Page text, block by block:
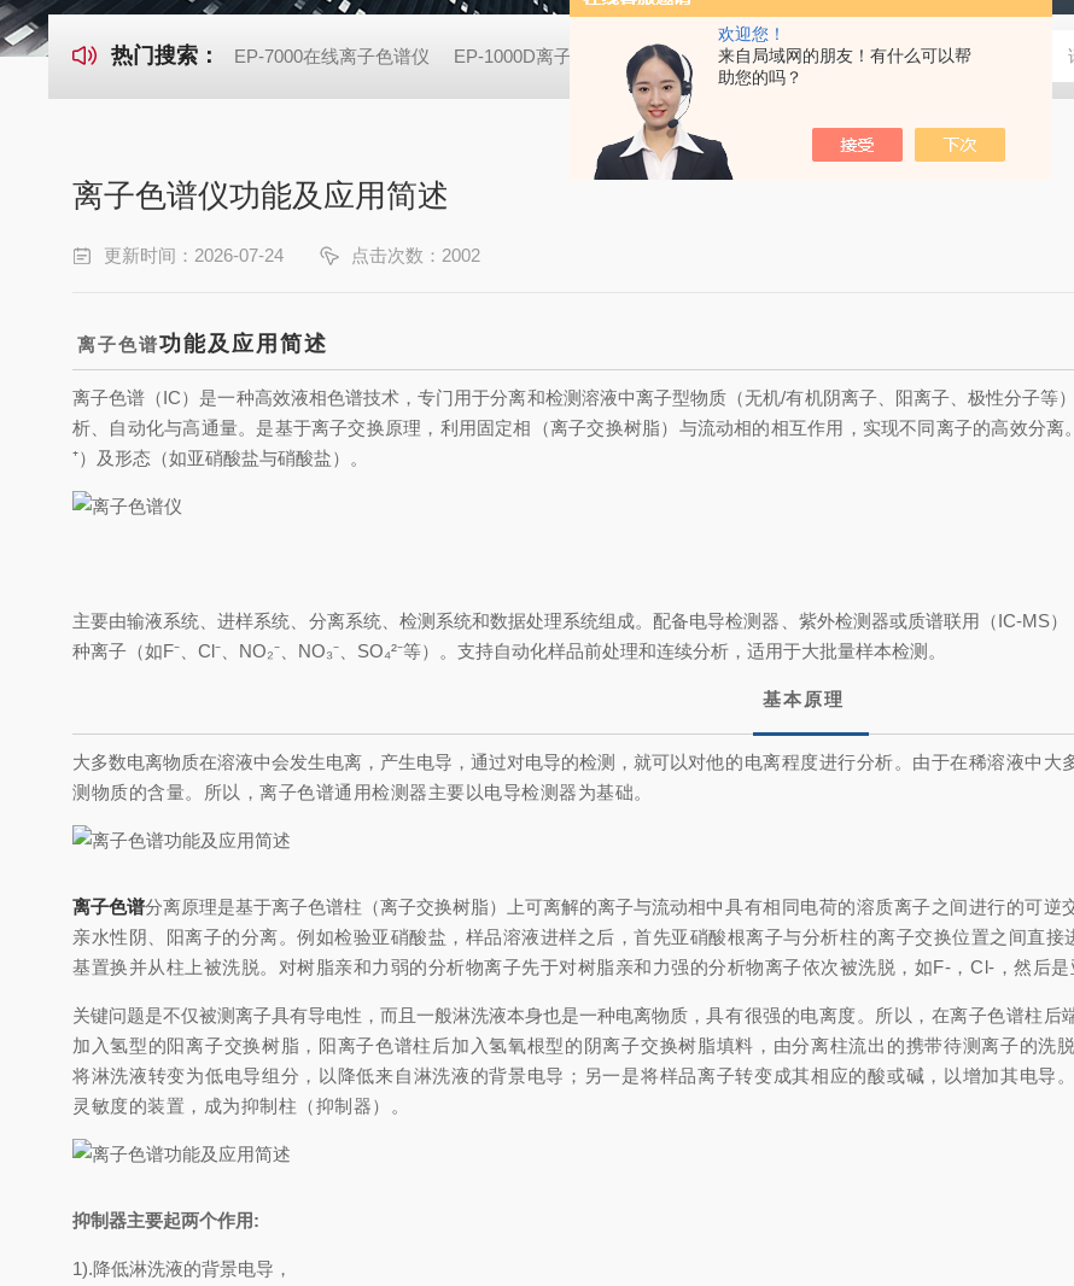
欢迎您！
来自局域网的朋友！有什么可以帮
助您的吗？
热门搜索： EP-7000在线离子色谱仪 EP-1000D离子色谱仪 EP-6000离子色谱仪 EP-600DDC便携离子色谱仪
离子色谱仪功能及应用简述
更新时间：2026-07-24 点击次数：2002
离子色谱功能及应用简述
离子色谱（IC）是一种高效液相色谱技术，专门用于分离和检测溶液中离子型物质（无机/有机阴离子、阳离子、极性分子等
析
自动化与高通量。 是基于离子交换原理，利用固定相（离子交换树脂）与流动相的相互作用，实现不同离子的高效分离
⁺）及形态（如亚硝酸盐与硝酸盐）。
主要由输液系统、进样系统、分离系统、检测系统和数据处理系统组成。配备电导检测器、 紫外检测器或质谱联用（IC-MS
种离子（如F⁻、Cl⁻、NO₂⁻、NO₃⁻、SO₄²⁻等）。支持自动化样品前处理和连续分析，适用于大批量样本检测。
基本原理
大多数电离物质在溶液中会发生电离，产生电导，通过对电导的检测，就可以对他的电离程度进行分析。由于在稀溶液中大
测物质的含量。所以，离子色谱通用检测器主要以电导检测器为基础。
离子色谱分离原理是基于离子色谱柱（离子交换树脂）上可离解的离子与流动相中具有相同电荷的溶质离子之间进行的可逆
亲水性阴、阳离子的分离。例如检验亚硝酸盐，样品溶液进样之后，首先亚硝酸根离子与分析柱的离子交换位置之间直接
基置换并从柱上被洗脱。对树脂亲和力弱的分析物离子先于对树脂亲和力强的分析物离子依次被洗脱，如F-， Cl-，然后
关键问题是不仅被测离子具有导电性，而且一般淋洗液本身也是一种电离物质，具有很强的电离度。所以，在离子色谱柱后
加入氢型的阳离子交换树脂，阳离子色谱柱后加入氢氧根型的阴离子交换树脂填料，由分离柱流出的携带待测离子的洗
将淋洗液转变为低电导组分，以降低来自淋洗液的背景电导；另一是将样品离子转变成其相应的酸或碱，以增加其电导
灵敏度的装置，成为抑制柱（抑制器）。
抑制器主要起两个作用:
1).降低淋洗液的背景电导，